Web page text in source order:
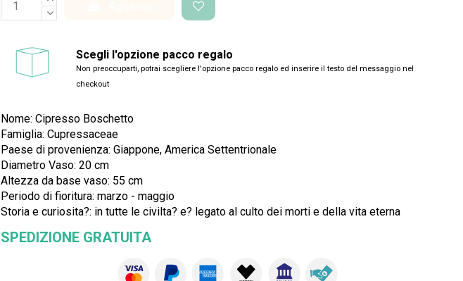
Scegli l'opzione pacco regalo
Non preoccuparti, potrai scegliere l'opzione pacco regalo ed inserire il testo del messaggio nel
checkout
Nome: Cipresso Boschetto
Famiglia: Cupressaceae
Paese di provenienza: Giappone, America Settentrionale
Diametro Vaso: 20 cm
Altezza da base vaso: 55 cm
Periodo di fioritura: marzo - maggio
Storia e curiosita?: in tutte le civilta? e? legato al culto dei morti e della vita eterna
SPEDIZIONE GRATUITA